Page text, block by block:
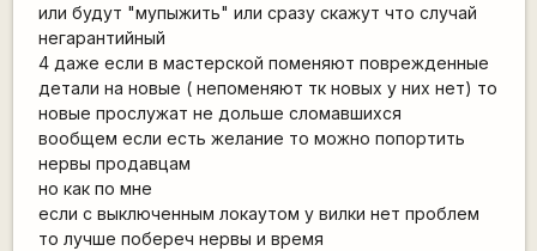
или будут "мупыжить" или сразу скажут что случай
негарантийный
4 даже если в мастерской поменяют поврежденные
детали на новые ( непоменяют тк новых у них нет) то
новые прослужат не дольше сломавшихся
вообщем если есть желание то можно попортить
нервы продавцам
но как по мне
если с выключенным локаутом у вилки нет проблем
то лучше побереч нервы и время